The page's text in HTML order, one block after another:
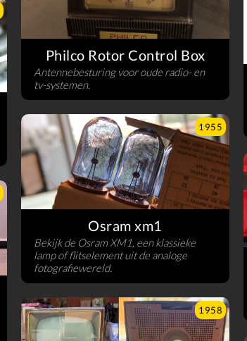
Philco Rotor Control Box
Antennebesturing voor oude radio- en
tv-systemen.
1955
Osram xm1
Bekijk de Osram XM1, een klassieke
lamp of flitselement uit de analoge
fotografiewereld.
1958